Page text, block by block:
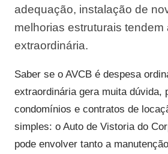
adequação, instalação de
melhorias estruturais tendem
extraordinária.
Saber se o AVCB é despesa
extraordinária gera muita dúvida,
condomínios e contratos de
simples: o Auto de Vistoria do
pode envolver tanto a